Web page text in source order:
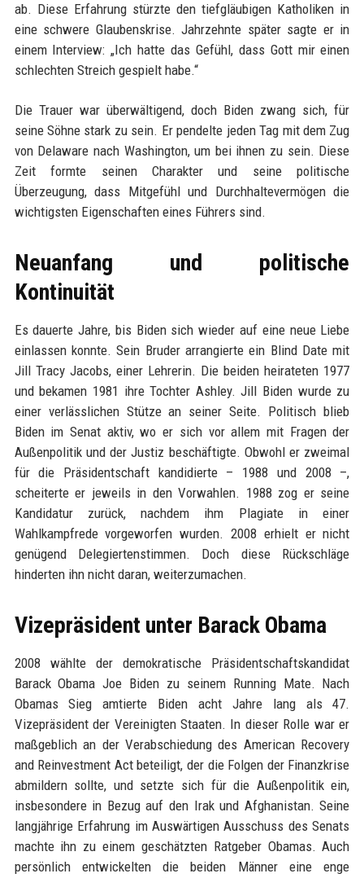
ab. Diese Erfahrung stürzte den tiefgläubigen Katholiken in
eine schwere Glaubenskrise. Jahrzehnte später sagte er in
einem Interview: „Ich hatte das Gefühl, dass Gott mir einen
schlechten Streich gespielt habe.“
Die Trauer war überwältigend, doch Biden zwang sich, für
seine Söhne stark zu sein. Er pendelte jeden Tag mit dem Zug
von Delaware nach Washington, um bei ihnen zu sein. Diese
Zeit formte seinen Charakter und seine politische
Überzeugung, dass Mitgefühl und Durchhaltevermögen die
wichtigsten Eigenschaften eines Führers sind.
Neuanfang und politische
Kontinuität
Es dauerte Jahre, bis Biden sich wieder auf eine neue Liebe
einlassen konnte. Sein Bruder arrangierte ein Blind Date mit
Jill Tracy Jacobs, einer Lehrerin. Die beiden heirateten 1977
und bekamen 1981 ihre Tochter Ashley. Jill Biden wurde zu
einer verlässlichen Stütze an seiner Seite. Politisch blieb
Biden im Senat aktiv, wo er sich vor allem mit Fragen der
Außenpolitik und der Justiz beschäftigte. Obwohl er zweimal
für die Präsidentschaft kandidierte – 1988 und 2008 –,
scheiterte er jeweils in den Vorwahlen. 1988 zog er seine
Kandidatur zurück, nachdem ihm Plagiate in einer
Wahlkampfrede vorgeworfen wurden. 2008 erhielt er nicht
genügend Delegiertenstimmen. Doch diese Rückschläge
hinderten ihn nicht daran, weiterzumachen.
Vizepräsident unter Barack Obama
2008 wählte der demokratische Präsidentschaftskandidat
Barack Obama Joe Biden zu seinem Running Mate. Nach
Obamas Sieg amtierte Biden acht Jahre lang als 47.
Vizepräsident der Vereinigten Staaten. In dieser Rolle war er
maßgeblich an der Verabschiedung des American Recovery
and Reinvestment Act beteiligt, der die Folgen der Finanzkrise
abmildern sollte, und setzte sich für die Außenpolitik ein,
insbesondere in Bezug auf den Irak und Afghanistan. Seine
langjährige Erfahrung im Auswärtigen Ausschuss des Senats
machte ihn zu einem geschätzten Ratgeber Obamas. Auch
persönlich entwickelten die beiden Männer eine enge